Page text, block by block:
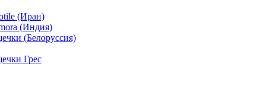
(Иран)
(Индия)
(Белоруссия)
Грес